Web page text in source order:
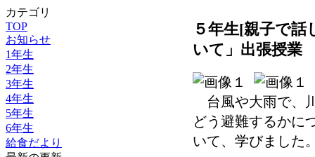
カテゴリ
TOP
お知らせ
1年生
2年生
3年生
4年生
5年生
6年生
給食だより
５年生[親子で
いて」出張授業
台風や大雨で、
どう避難するかに
いて、学びました